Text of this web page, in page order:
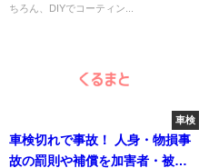
ちろん、DIYでコーティン...
車検
車検切れで事故！ 人身・物損事
故の罰則や補償を加害者・被害